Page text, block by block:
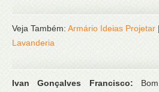
Veja Também: Armário Ideias Projetar |
Lavanderia
Ivan Gonçalves Francisco: